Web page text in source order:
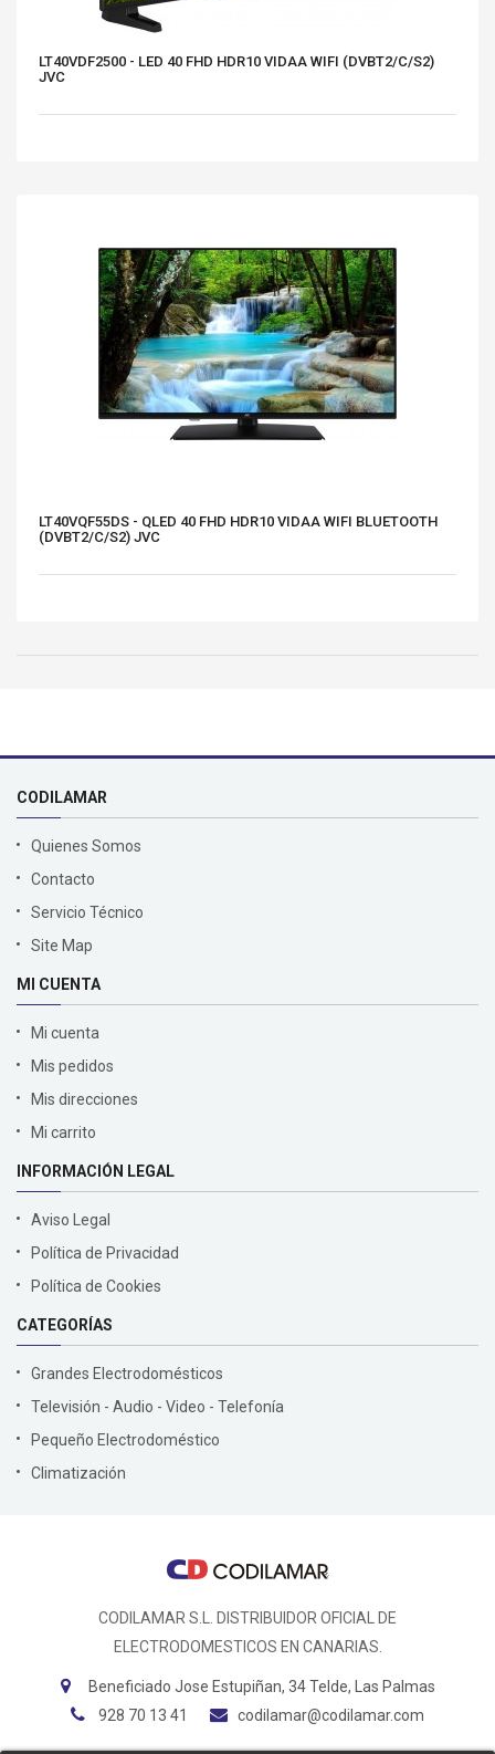
LT40VDF2500 - LED 40 FHD HDR10 VIDAA WIFI (DVBT2/C/S2)
JVC
LT40VQF55DS - QLED 40 FHD HDR10 VIDAA WIFI BLUETOOTH
(DVBT2/C/S2) JVC
CODILAMAR
Quienes Somos
Contacto
Servicio Técnico
Site Map
MI CUENTA
Mi cuenta
Mis pedidos
Mis direcciones
Mi carrito
INFORMACIÓN LEGAL
Aviso Legal
Política de Privacidad
Política de Cookies
CATEGORÍAS
Grandes Electrodomésticos
Televisión - Audio - Video - Telefonía
Pequeño Electrodoméstico
Climatización
CODILAMAR S.L. DISTRIBUIDOR OFICIAL DE
ELECTRODOMESTICOS EN CANARIAS.
Beneficiado Jose Estupiñan, 34 Telde, Las Palmas
928 70 13 41
codilamar@codilamar.com